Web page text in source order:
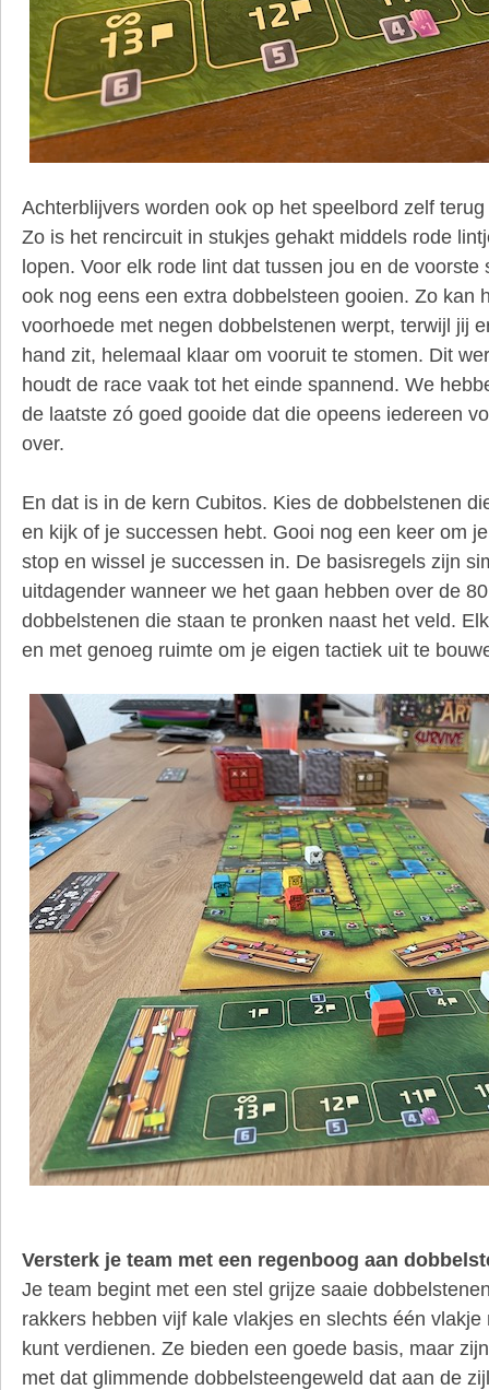
Achterblijvers worden ook op het speelbord zelf
Zo is het rencircuit in stukjes gehakt middels rode
lopen. Voor elk rode lint dat tussen jou en de voorste
ook nog eens een extra dobbelsteen gooien. Zo kan
voorhoede met negen dobbelstenen werpt, terwijl jij
hand zit, helemaal klaar om vooruit te stomen. Dit
houdt de race vaak tot het einde spannend. We
de laatste zó goed gooide dat die opeens iedereen
over.
En dat is in de kern Cubitos. Kies de dobbelstenen
en kijk of je successen hebt. Gooi nog een keer om
stop en wissel je successen in. De basisregels zijn
uitdagender wanneer we het gaan hebben over de
dobbelstenen die staan te pronken naast het veld.
en met genoeg ruimte om je eigen tactiek uit te
Versterk je team met een regenboog aan
Je team begint met een stel grijze saaie
rakkers hebben vijf kale vlakjes en slechts één
kunt verdienen. Ze bieden een goede basis, maar
met dat glimmende dobbelsteengeweld dat aan de